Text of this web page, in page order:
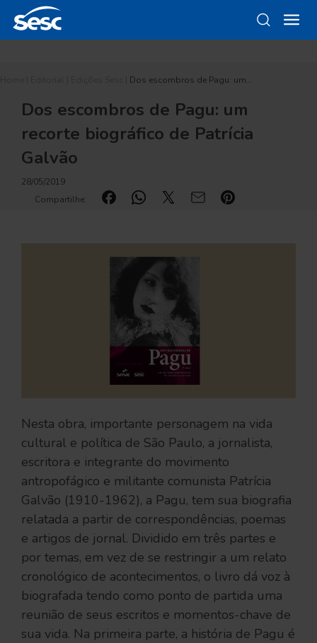
Dos escombros de Pagu: um…
Dos escombros de Pagu: um
recorte biográfico de Patrícia
Galvão
28/05/2019
Compartilhe:
Nesta obra, importante personagem na vida
cultural e política de São Paulo, a jornalista,
escritora e integrante do movimento
antropofágico e militante comunista Patrícia
Galvão (1910-1962), a Pagu, tem sua biografia
relatada a partir de correspondências, poemas
e artigos de jornal. Dividido em três partes e
por temas, em vez de se restringir a um relato
cronológico de acontecimentos, o livro dá voz à
biografada tendo como ponto de partida uma
reunião de seus escritos e momentos-chave de
sua vida. Na primeira parte, a história de Pagu é